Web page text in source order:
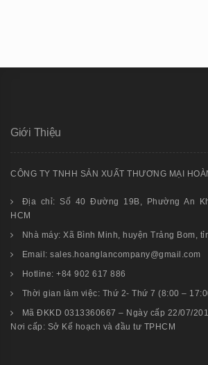
Giới Thiệu
CÔNG TY TNHH SẢN XUẤT THƯƠNG MẠI
Địa chỉ: Số 40 Đường 19B, Phường An
HCM
Nhà máy: Xã Bình Minh, huyện Trảng Bom,
Email: sales.hoanglancompany@gmail.com
Hotline: +84 902 617 886
Thời gian làm việc: Thứ 2- Thứ 7 (8:00 –
Mã ĐKKD 0313360667 – Ngày cấp 22/07/
Nơi cấp: Sở Kế hoạch và đầu tư TPHCM